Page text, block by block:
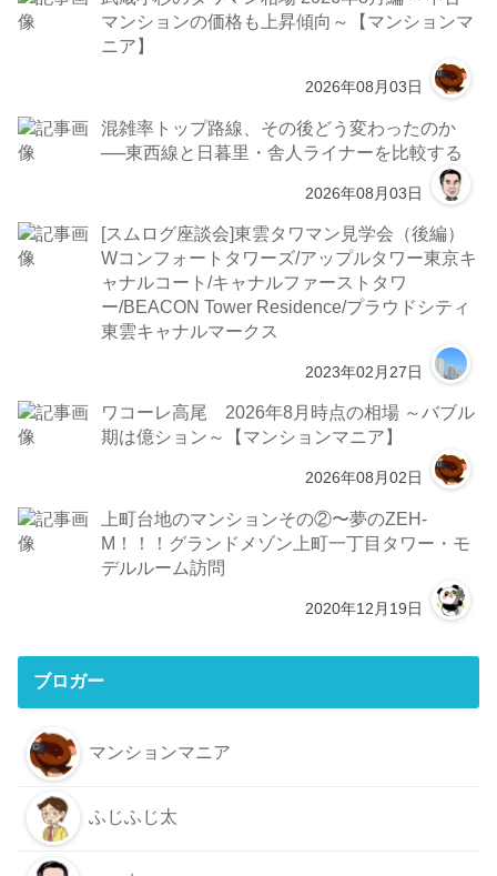
マンションの価格も上昇傾向～【マンションマ
ニア】
2026年08月03日
混雑率トップ路線、その後どう変わったのか
──東西線と日暮里・舎人ライナーを比較する
2026年08月03日
[スムログ座談会]東雲タワマン見学会（後編）
Wコンフォートタワーズ/アップルタワー東京キ
ャナルコート/キャナルファーストタワ
ー/BEACON Tower Residence/プラウドシティ
東雲キャナルマークス
2023年02月27日
ワコーレ高尾 2026年8月時点の相場 ～バブル
期は億ション～【マンションマニア】
2026年08月02日
上町台地のマンションその②〜夢のZEH-
M！！！グランドメゾン上町一丁目タワー・モ
デルルーム訪問
2020年12月19日
ブロガー
マンションマニア
ふじふじ太